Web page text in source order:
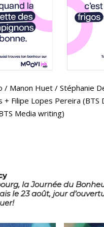
/ Manon Huet / Stéphanie
+ Filipe Lopes Pereira (BTS
Media writing)
la Journée du
le 23 août, jour